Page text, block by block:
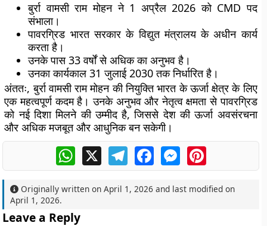
बुर्रा वामसी राम मोहन ने 1 अप्रैल 2026 को CMD पद
संभाला।
पावरग्रिड भारत सरकार के विद्युत मंत्रालय के अधीन कार्य
करता है।
उनके पास 33 वर्षों से अधिक का अनुभव है।
उनका कार्यकाल 31 जुलाई 2030 तक निर्धारित है।
अंततः, बुर्रा वामसी राम मोहन की नियुक्ति भारत के ऊर्जा क्षेत्र के लिए
एक महत्वपूर्ण कदम है। उनके अनुभव और नेतृत्व क्षमता से पावरग्रिड
को नई दिशा मिलने की उम्मीद है, जिससे देश की ऊर्जा अवसंरचना
और अधिक मजबूत और आधुनिक बन सकेगी।
WhatsApp
X TelegramFacebookMessengerPinterest
Originally written onApril 1, 2026 and last modified on
April 1, 2026.
Leave a Reply